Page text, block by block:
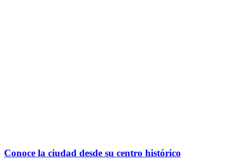
Conoce la ciudad desde su centro histórico